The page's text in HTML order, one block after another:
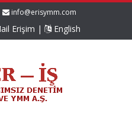
info@erisymm.com
Erişim | English